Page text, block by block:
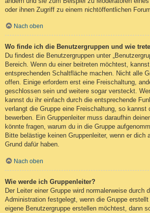
oder ihnen Zugriff zu einem nichtöffentlichen
Nach oben
Wo finde ich die Benutzergruppen und wie
Du findest die Benutzergruppen unter
Bereich. Wenn du einer beitreten möchtest,
entsprechenden Schaltfläche machen. Nicht alle
offen. Einige erfordern erst eine Freischaltung,
geschlossen sein und weitere sogar versteckt.
kannst du ihr einfach durch die entsprechende
verlangt die Gruppe eine Freischaltung, so kannst
bewerben. Ein Gruppenleiter muss daraufhin
könnte fragen, warum du in die Gruppe
Bitte belästige keinen Gruppenleiter, wenn er dich
Grund dafür haben.
Nach oben
Wie werde ich Gruppenleiter?
Der Leiter einer Gruppe wird normalerweise durch
Administration festgelegt, wenn die Gruppe
eigene Benutzergruppe erstellen möchtest, dann